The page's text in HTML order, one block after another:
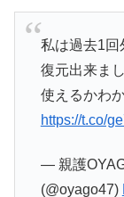
私は過去1回
復元出来ま
使えるかわ
https://t.co/
— 親護
(@oyago47)